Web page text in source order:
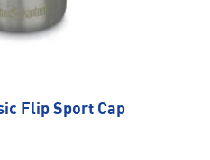
Flip Sport Cap